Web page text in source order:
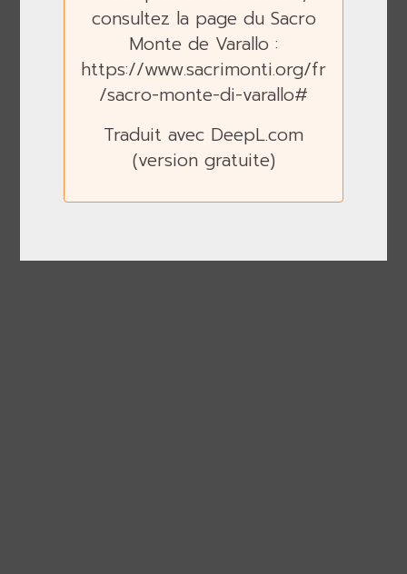
consultez la page du Sacro
Monte de Varallo :
https://www.sacrimonti.org/fr
/sacro-monte-di-varallo#
Traduit avec DeepL.com
(version gratuite)